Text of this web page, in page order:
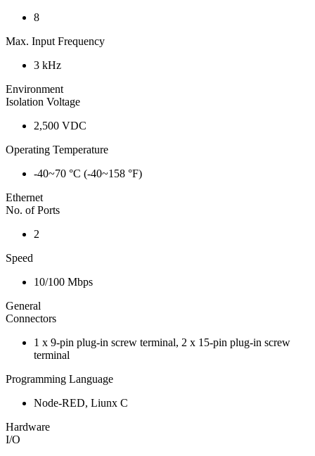
8
Max. Input Frequency
3 kHz
Environment
Isolation Voltage
2,500 VDC
Operating Temperature
-40~70 °C (-40~158 °F)
Ethernet
No. of Ports
2
Speed
10/100 Mbps
General
Connectors
1 x 9-pin plug-in screw terminal, 2 x 15-pin plug-in screw
terminal
Programming Language
Node-RED, Liunx C
Hardware
I/O